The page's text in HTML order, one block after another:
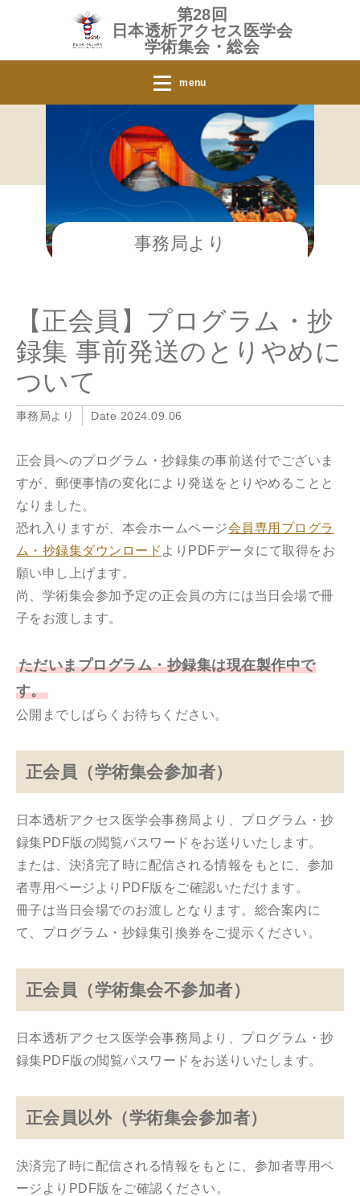
第28回
日本透析アクセス医学会
学術集会・総会
menu
事務局より
【正会員】プログラム・抄
録集 事前発送のとりやめに
ついて
事務局より Date 2024.09.06
正会員へのプログラム・抄録集の事前送付でございま
すが、郵便事情の変化により発送をとりやめることと
なりました。
恐れ入りますが、本会ホームページ会員専用プログラ
ム・抄録集ダウンロード よりPDFデータにて取得をお
願い申し上げます。
尚、学術集会参加予定の正会員の方には当日会場で冊
子をお渡します。
ただいまプログラム・抄録集は現在製作中で
す。
公開までしばらくお待ちください。
正会員（学術集会参加者）
日本透析アクセス医学会事務局より、プログラム・抄
録集PDF版の閲覧パスワードをお送りいたします。
または、決済完了時に配信される情報をもとに、参加
者専用ページよりPDF版をご確認いただけます。
冊子は当日会場でのお渡しとなります。総合案内に
て、プログラム・抄録集引換券をご提示ください。
正会員（学術集会不参加者）
日本透析アクセス医学会事務局より、プログラム・抄
録集PDF版の閲覧パスワードをお送りいたします。
正会員以外（学術集会参加者）
決済完了時に配信される情報をもとに、参加者専用ペ
ージよりPDF版をご確認ください。